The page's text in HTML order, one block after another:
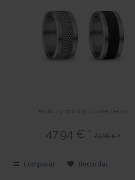
Arctic Symphony | StarterSet-10
47,94 € * 79,90 € *
Comparar Recordar